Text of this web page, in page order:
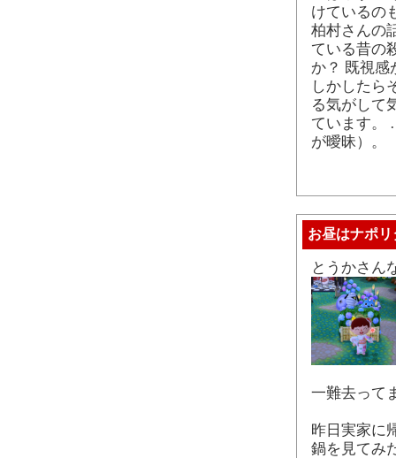
けているの
柏村さんの
ている昔の
か？ 既視感
しかしたら
る気がして
ています。
が曖昧）。
お昼はナポリ
とうかさん
一難去って
昨日実家に
鍋を見てみ